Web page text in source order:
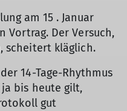
am 15 . Januar
Vortrag. Der Versuch,
scheitert kläglich.
14-Tage-Rhythmus
bis heute gilt,
gut